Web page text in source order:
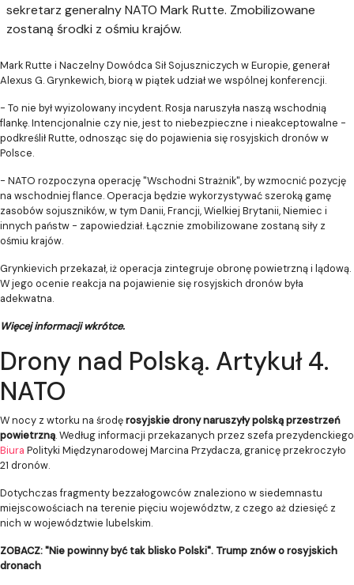
sekretarz generalny NATO Mark Rutte. Zmobilizowane
zostaną środki z ośmiu krajów.
Mark Rutte i Naczelny Dowódca Sił Sojuszniczych w Europie, generał
Alexus G. Grynkewich, biorą w piątek udział we wspólnej konferencji.
- To nie był wyizolowany incydent. Rosja naruszyła naszą wschodnią
flankę. Intencjonalnie czy nie, jest to niebezpieczne i nieakceptowalne -
podkreślił Rutte, odnosząc się do pojawienia się rosyjskich dronów w
Polsce.
- NATO rozpoczyna operację "Wschodni Strażnik", by wzmocnić pozycję
na wschodniej flance. Operacja będzie wykorzystywać szeroką gamę
zasobów sojuszników, w tym Danii, Francji, Wielkiej Brytanii, Niemiec i
innych państw - zapowiedział. Łącznie zmobilizowane zostaną siły z
ośmiu krajów.
Grynkievich przekazał, iż operacja zintegruje obronę powietrzną i lądową.
W jego ocenie reakcja na pojawienie się rosyjskich dronów była
adekwatna.
Więcej informacji wkrótce.
Drony nad Polską. Artykuł 4.
NATO
W nocy z wtorku na środęrosyjskie drony naruszyły polską przestrzeń
powietrzną. Według informacji przekazanych przez szefa prezydenckiego
Biura Polityki Międzynarodowej Marcina Przydacza, granicę przekroczyło
21 dronów.
Dotychczas fragmenty bezzałogowców znaleziono w siedemnastu
miejscowościach na terenie pięciu województw, z czego aż dziesięć z
nich w województwie lubelskim.
ZOBACZ: "Nie powinny być tak blisko Polski". Trump znów o rosyjskich
dronach